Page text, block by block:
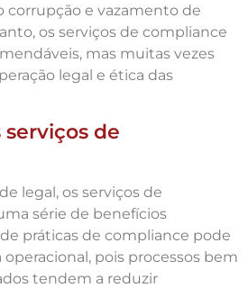
corrupção e vazamento de
os serviços de compliance
mas muitas vezes
legal e ética das
de
legal, os serviços de
série de benefícios
práticas de compliance pode
pois processos bem
tendem a reduzir